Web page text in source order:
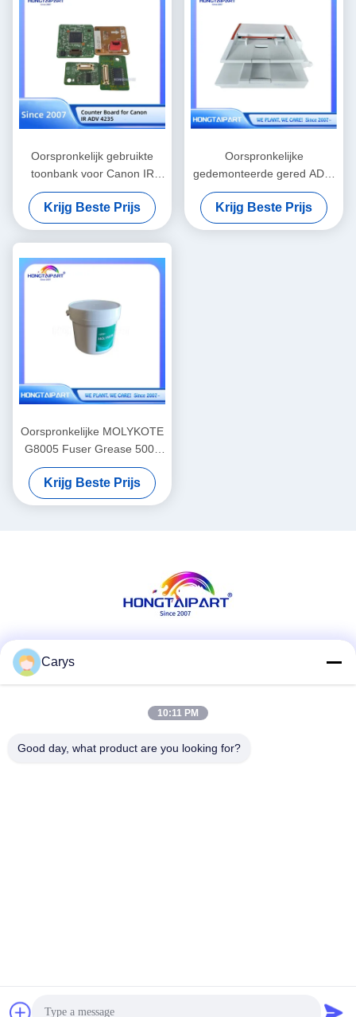
Oorspronkelijk gebruikte
toonbank voor Canon IR
ADV 4235 printer
Krijg Beste Prijs
Oorspronkelijke
gedemonteerde gered ADF-
assemblagecompatibel met
Canon I-Sensys MF6180dw
Multifunction Printer
Krijg Beste Prijs
Oorspronkelijke MOLYKOTE
G8005 Fuser Grease 500g
voor laserprintapparatuur
Krijg Beste Prijs
Carys
10:11 PM
Good day, what product are you looking for?